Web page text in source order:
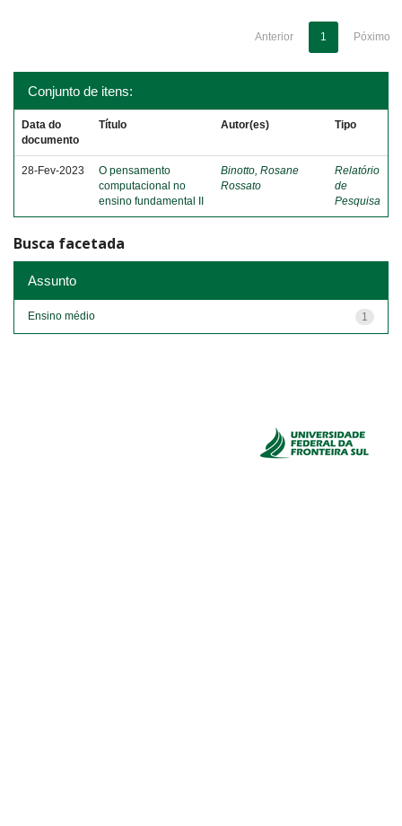
Anterior 1 Póximo
Conjunto de itens:
Data do
documento
Título Autor(es) Tipo
28-Fev-2023
O pensamento
computacional no
ensino fundamental II
Binotto, Rosane
Rossato
Relatório
de
Pesquisa
Busca facetada
Assunto
1
Ensino médio